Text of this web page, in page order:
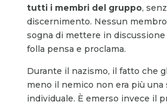
tutti i membri del gruppo,
discernimento. Nessun
sogna di mettere in discussione
folla pensa e proclama.
Durante il nazismo, il fatto che
meno il nemico non era più una
individuale. È emerso invece il